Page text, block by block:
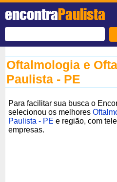
encontraPaulista
Oftalmologia e
Paulista - PE
Para facilitar sua busca o
selecionou os melhores
Paulista - PE e região, com
empresas.